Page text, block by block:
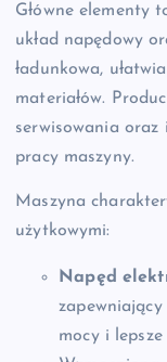
Główne elementy
układ napędowy
ładunkowa,
materiałów.
serwisowania
pracy maszyny.
Maszyna
użytkowymi:
Napęd
mocy i